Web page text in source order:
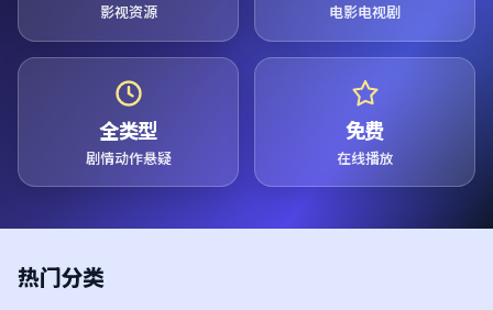
影视资源 电影电视剧
全类型
剧情动作悬疑
免费
在线播放
热门分类